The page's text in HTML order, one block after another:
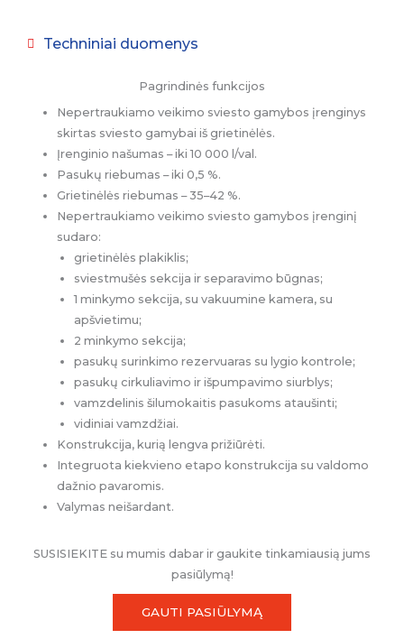
Techniniai duomenys
Pagrindinės funkcijos
Nepertraukiamo veikimo sviesto gamybos įrenginys
skirtas sviesto gamybai iš grietinėlės.
Įrenginio našumas – iki 10 000 l/val.
Pasukų riebumas – iki 0,5 %.
Grietinėlės riebumas – 35–42 %.
Nepertraukiamo veikimo sviesto gamybos įrenginį
sudaro:
grietinėlės plakiklis;
sviestmušės sekcija ir separavimo būgnas;
1 minkymo sekcija, su vakuumine kamera, su
apšvietimu;
2 minkymo sekcija;
pasukų surinkimo rezervuaras su lygio kontrole;
pasukų cirkuliavimo ir išpumpavimo siurblys;
vamzdelinis šilumokaitis pasukoms ataušinti;
vidiniai vamzdžiai.
Konstrukcija, kurią lengva prižiūrėti.
Integruota kiekvieno etapo konstrukcija su valdomo
dažnio pavaromis.
Valymas neišardant.
SUSISIEKITE su mumis dabar ir gaukite tinkamiausią jums
pasiūlymą!
GAUTI PASIŪLYMĄ